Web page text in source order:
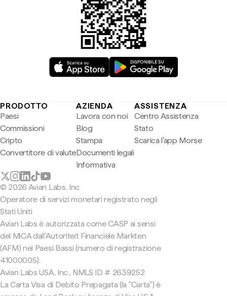
PRODOTTO
Paesi
Commissioni
Cripto
Convertitore di valute
AZIENDA
Lavora con noi
Blog
Stampa
Documenti legali
Informativa
ASSISTENZA
Centro Assistenza
Stato
Scarica l'app Morse
© 2026 Avian Labs, Inc
Operatore di servizi monetari registrato negli
Stati Uniti
Avian Labs è autorizzata come CASP ai sensi
del MiCA dall'Autoriteit Financiële Markten
(AFM) nei Paesi Bassi (numero di registrazione
41000005).
Avian Labs USA, Inc., NMLS ID # 2639252
La Carta Visa di Debito Prepagata (la "Carta") è